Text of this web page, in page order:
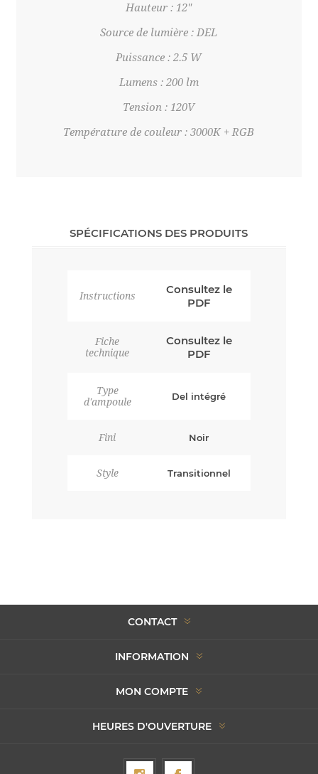
Hauteur : 12"
Source de lumière : DEL
Puissance : 2.5 W
Lumens : 200 lm
Tension : 120V
Température de couleur : 3000K + RGB
SPÉCIFICATIONS DES PRODUITS
Instructions
Consultez le
PDF
Fiche
technique
Consultez le
PDF
Type
d'ampoule
Del intégré
Fini Noir
Style Transitionnel
CONTACT
INFORMATION
MON COMPTE
HEURES D'OUVERTURE